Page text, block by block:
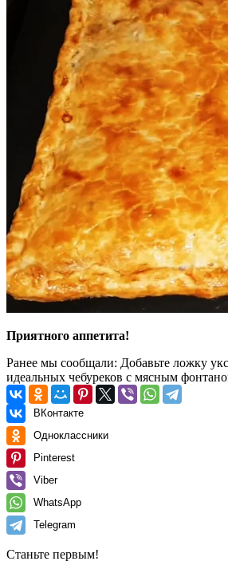
Приятного аппетита!
Ранее мы сообщали: Добавьте ложку
идеальных чебуреков с мясным
ВКонтакте
Одноклассники
Pinterest
Viber
WhatsApp
Telegram
Станьте первым!